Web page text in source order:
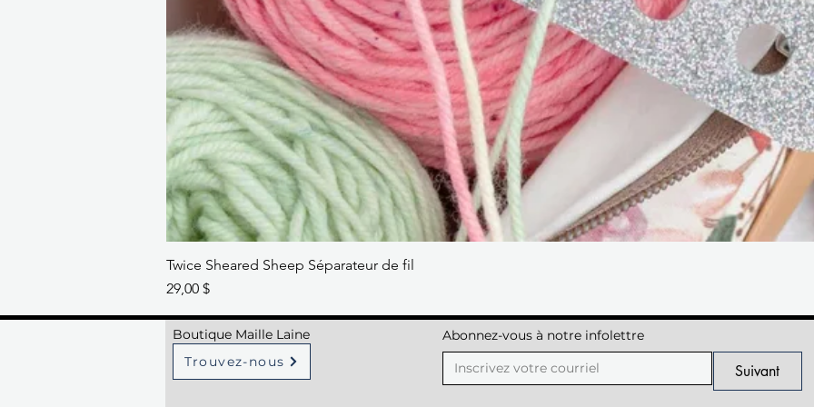
Twice Sheared Sheep Séparateur de fil
Prix
29,00 $
Boutique Maille Laine
Trouvez-nous
Abonnez-vous à notre infolettre
Suivant